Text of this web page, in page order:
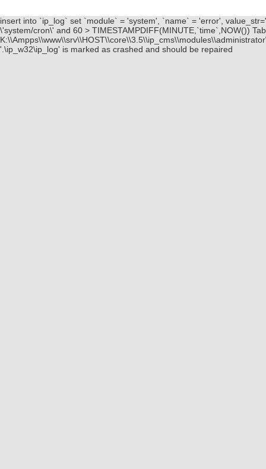
insert into `ip_log` set `module` = 'system', `name` = 'error',
\'system/cron\' and 60 > TIMESTAMPDIFF(MINUTE,`time`,NOW())
'.\ip_w32\ip_log' is marked as crashed and should be repaired